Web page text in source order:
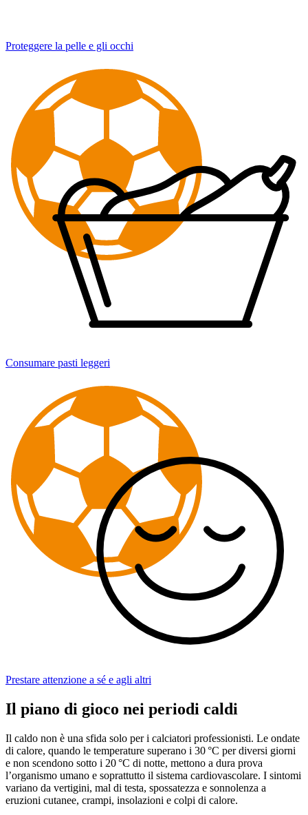
Proteggere la pelle e gli occhi
Consumare pasti leggeri
Prestare attenzione a sé e agli altri
Il piano di gioco nei periodi caldi
Il caldo non è una sfida solo per i calciatori professionisti. Le ondate
di calore, quando le temperature superano i 30 °C per diversi giorni
e non scendono sotto i 20 °C di notte, mettono a dura prova
l’organismo umano e soprattutto il sistema cardiovascolare. I sintomi
variano da vertigini, mal di testa, spossatezza e sonnolenza a
eruzioni cutanee, crampi, insolazioni e colpi di calore.